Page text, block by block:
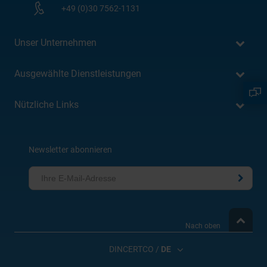
+49 (0)30 7562-1131
Unser Unternehmen
Ausgewählte Dienstleistungen
Nützliche Links
Newsletter abonnieren
Nach oben
DINCERTCO / DE